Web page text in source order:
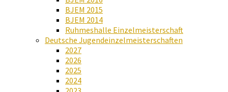
BJEM 2015
BJEM 2014
Ruhmeshalle Einzelmeisterschaft
Deutsche Jugendeinzelmeisterschaften
2027
2026
2025
2024